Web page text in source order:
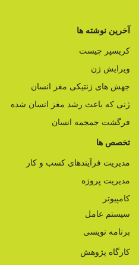
آخرین نوشته ها
کریسپر چیست
ویرایش ژن
جهش های ژنتیکی مغز انسان
ژنی که باعث رشد مغز انسان شده
فرگشت جمجمه انسان
تخصص ها
مدیریت فرآیندهای کسب و کار
مدیریت پروژه
کامپیوتر
سیستم عامل
برنامه نویسی
کارگاه پژوهش